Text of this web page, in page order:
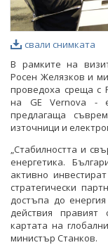
свали снимката
В рамките на
Росен Желязков и
проведоха среща с
на GE Vernova -
предлагаща
източници и
„Стабилността и
енергетика.
активно
стратегически
достъпа до
действия правият
картата на
министър Станков.